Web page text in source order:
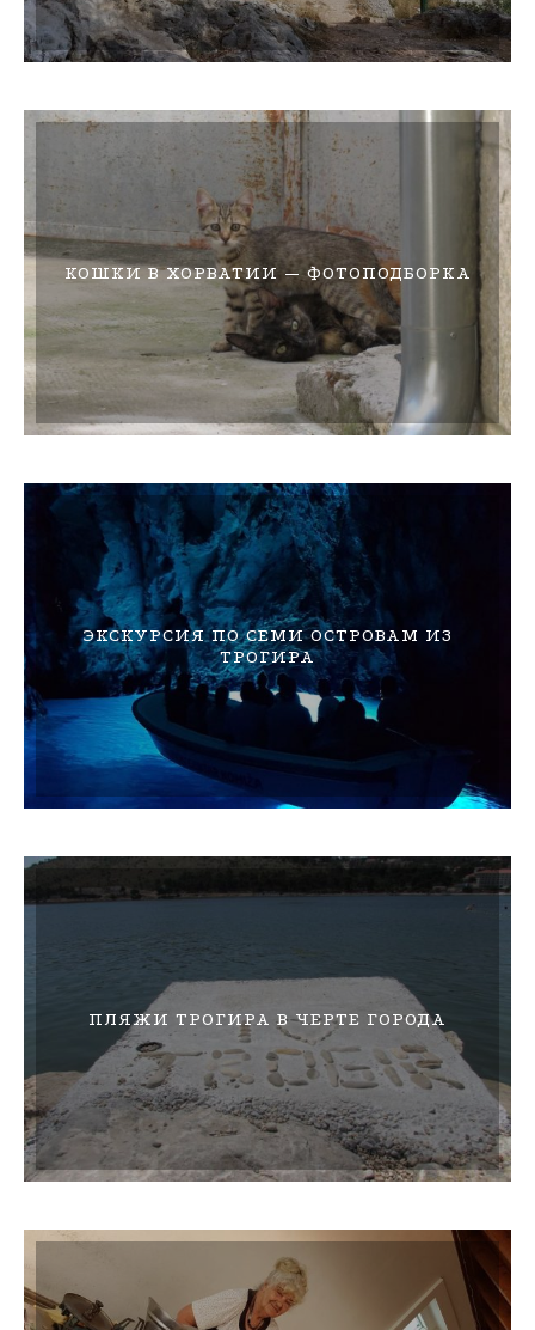
КОШКИ В ХОРВАТИИ — ФОТОПОДБОРКА
ЭКСКУРСИЯ ПО СЕМИ ОСТРОВАМ ИЗ
ТРОГИРА
ПЛЯЖИ ТРОГИРА В ЧЕРТЕ ГОРОДА